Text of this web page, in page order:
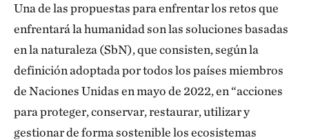
Una de las propuestas para enfrentar los retos que
enfrentará la humanidad son las soluciones basadas
en la naturaleza (SbN), que consisten, según la
definición adoptada por todos los países miembros
de Naciones Unidas en mayo de 2022, en “acciones
para proteger, conservar, restaurar, utilizar y
gestionar de forma sostenible los ecosistemas